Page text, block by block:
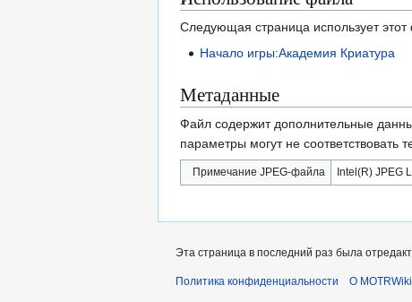
Следующая страница использует
Начало игры:Академия Криатура
Метаданные
Файл содержит дополнительные
параметры могут не соответствовать
Примечание JPEG-файла Intel(R) JPEG
Эта страница в последний раз была
Политика конфиденциальности О MOTRWiki